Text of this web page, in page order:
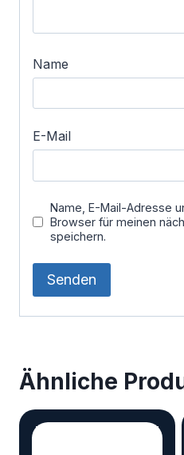
Name
E-Mail
Name, E-Mail-Adresse
Browser für meinen
speichern.
Ähnliche